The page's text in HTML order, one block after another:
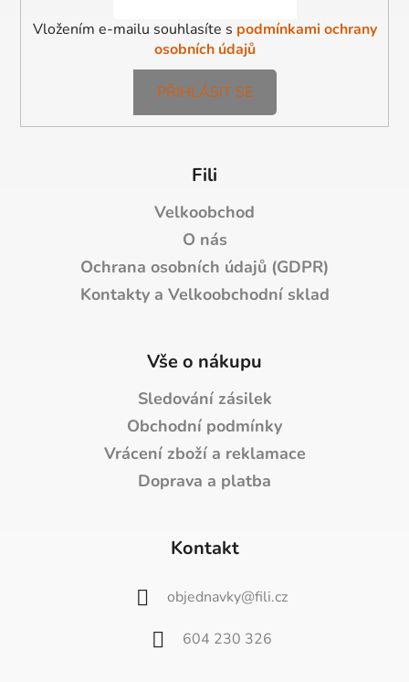
Vložením e-mailu souhlasíte s podmínkami ochrany
osobních údajů
PŘIHLÁSIT SE
Fili
Velkoobchod
O nás
Ochrana osobních údajů (GDPR)
Kontakty a Velkoobchodní sklad
Vše o nákupu
Sledování zásilek
Obchodní podmínky
Vrácení zboží a reklamace
Doprava a platba
Kontakt
objednavky@fili.cz
604 230 326